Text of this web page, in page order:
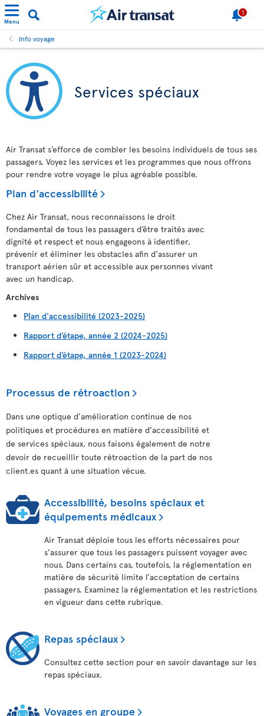
Menu
1
Info voyage
Services spéciaux
Air Transat s’efforce de combler les besoins individuels de tous ses
passagers. Voyez les services et les programmes que nous offrons
pour rendre votre voyage le plus agréable possible.
Plan d'accessibilité
Chez Air Transat, nous reconnaissons le droit
fondamental de tous les passagers d’être traités avec
dignité et respect et nous engageons à identifier,
prévenir et éliminer les obstacles afin d’assurer un
transport aérien sûr et accessible aux personnes vivant
avec un handicap.
Archives
Plan d'accessibilité (2023-2025)
Rapport d’étape, année 2 (2024-2025)
Rapport d’étape, année 1 (2023-2024)
Processus de rétroaction
Dans une optique d’amélioration continue de nos
politiques et procédures en matière d’accessibilité et
de services spéciaux, nous faisons également de notre
devoir de recueillir toute rétroaction de la part de nos
client.es quant à une situation vécue.
Accessibilité, besoins spéciaux et
équipements médicaux
Air Transat déploie tous les efforts nécessaires pour
s’assurer que tous les passagers puissent voyager avec
nous. Dans certains cas, toutefois, la réglementation en
matière de sécurité limite l’acceptation de certains
passagers. Examinez la réglementation et les restrictions
en vigueur dans cette rubrique.
Repas spéciaux
Consultez cette section pour en savoir davantage sur les
repas spéciaux.
Voyages en groupe